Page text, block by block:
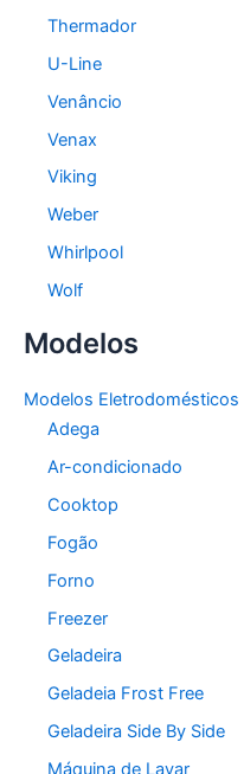
Thermador
U-Line
Venâncio
Venax
Viking
Weber
Whirlpool
Wolf
Modelos
Modelos Eletrodomésticos
Adega
Ar-condicionado
Cooktop
Fogão
Forno
Freezer
Geladeira
Geladeia Frost Free
Geladeira Side By Side
Máquina de Lavar